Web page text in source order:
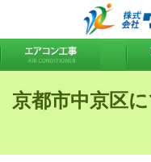
京都市中京区